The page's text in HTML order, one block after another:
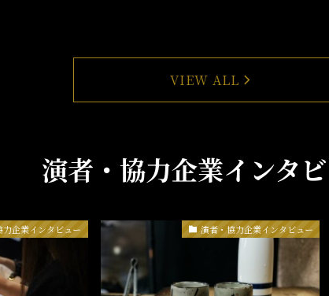
VIEW ALL
演者・協力企業インタ
力企業インタビュー 演者・協力企業インタビュー